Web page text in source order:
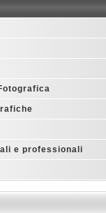
e professionali